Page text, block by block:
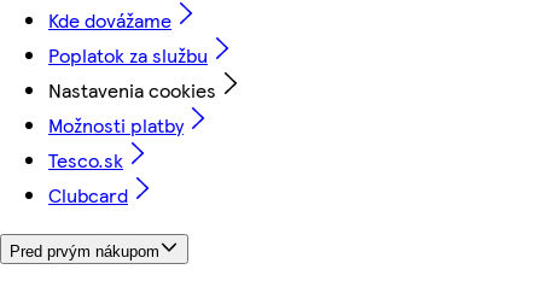
Kde dovážame
Poplatok za službu
Nastavenia cookies
Možnosti platby
Tesco.sk
Clubcard
Pred prvým nákupom